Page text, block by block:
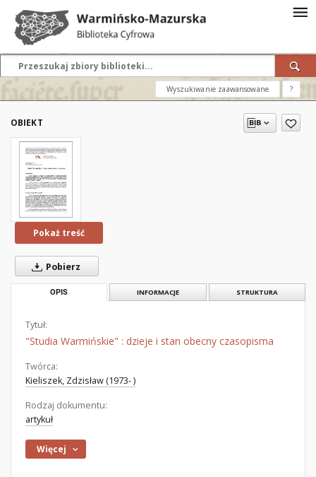
Wyszukiwanie zaawansowane ?
OBIEKT
Pokaż treść
Pobierz
OPIS INFORMACJE STRUKTURA
Tytuł:
"Studia Warmińskie" : dzieje i stan obecny czasopisma
Twórca:
Kieliszek, Zdzisław (1973- )
Rodzaj dokumentu:
artykuł
Więcej